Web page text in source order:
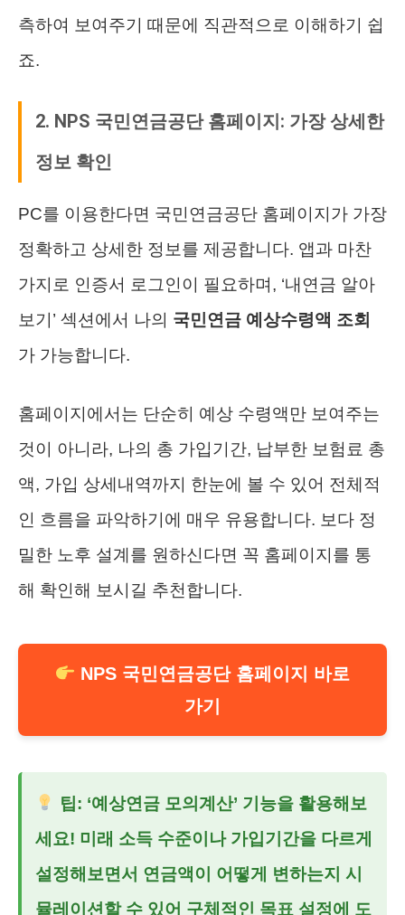
측하여 보여주기 때문에 직관적으로 이해하기 쉽
죠.
2. NPS 국민연금공단 홈페이지: 가장 상세한
정보 확인
PC를 이용한다면 국민연금공단 홈페이지가 가장
정확하고 상세한 정보를 제공합니다. 앱과 마찬
가지로 인증서 로그인이 필요하며, ‘내연금 알아
보기’ 섹션에서 나의 국민연금 예상수령액 조회
가 가능합니다.
홈페이지에서는 단순히 예상 수령액만 보여주는
것이 아니라, 나의 총 가입기간, 납부한 보험료 총
액, 가입 상세내역까지 한눈에 볼 수 있어 전체적
인 흐름을 파악하기에 매우 유용합니다. 보다 정
밀한 노후 설계를 원하신다면 꼭 홈페이지를 통
해 확인해 보시길 추천합니다.
NPS 국민연금공단 홈페이지 바로
가기
팁: ‘예상연금 모의계산’ 기능을 활용해보
세요! 미래 소득 수준이나 가입기간을 다르게
설정해보면서 연금액이 어떻게 변하는지 시
뮬레이션할 수 있어 구체적인 목표 설정에 도